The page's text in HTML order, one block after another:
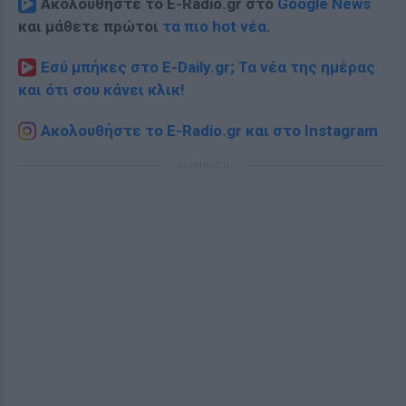
Ακολουθήστε το E-Radio.gr στο Google News
και μάθετε πρώτοι τα πιο hot νέα.
Εσύ μπήκες στο E-Daily.gr; Τα νέα της ημέρας
και ότι σου κάνει κλικ!
Ακολουθήστε το E-Radio.gr και στο Instagram